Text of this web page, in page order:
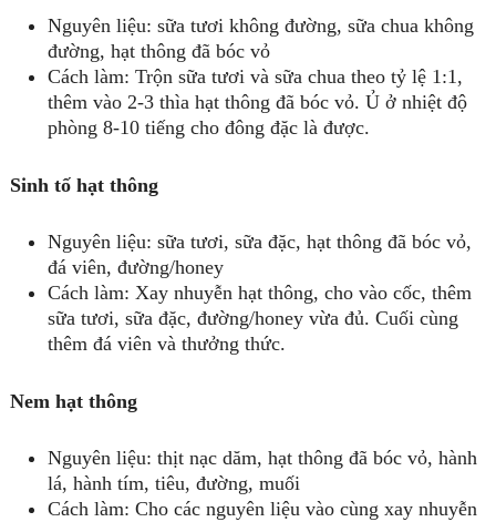
Nguyên liệu: sữa tươi không đường, sữa chua không
đường, hạt thông đã bóc vỏ
Cách làm: Trộn sữa tươi và sữa chua theo tỷ lệ 1:1,
thêm vào 2-3 thìa hạt thông đã bóc vỏ. Ủ ở nhiệt độ
phòng 8-10 tiếng cho đông đặc là được.
Sinh tố hạt thông
Nguyên liệu: sữa tươi, sữa đặc, hạt thông đã bóc vỏ,
đá viên, đường/honey
Cách làm: Xay nhuyễn hạt thông, cho vào cốc, thêm
sữa tươi, sữa đặc, đường/honey vừa đủ. Cuối cùng
thêm đá viên và thưởng thức.
Nem hạt thông
Nguyên liệu: thịt nạc dăm, hạt thông đã bóc vỏ, hành
lá, hành tím, tiêu, đường, muối
Cách làm: Cho các nguyên liệu vào cùng xay nhuyễn